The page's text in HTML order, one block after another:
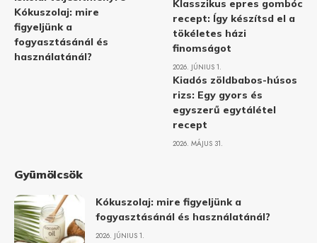
Kókuszolaj: mire
figyeljünk a
fogyasztásánál és
használatánál?
Klasszikus epres gombóc
recept: Így készítsd el a
tökéletes házi
finomságot
2026. JÚNIUS 1.
Kiadós zöldbabos-húsos
rizs: Egy gyors és
egyszerű egytálétel
recept
2026. MÁJUS 31.
Gyümölcsök
Kókuszolaj: mire figyeljünk a
fogyasztásánál és használatánál?
2026. JÚNIUS 1.